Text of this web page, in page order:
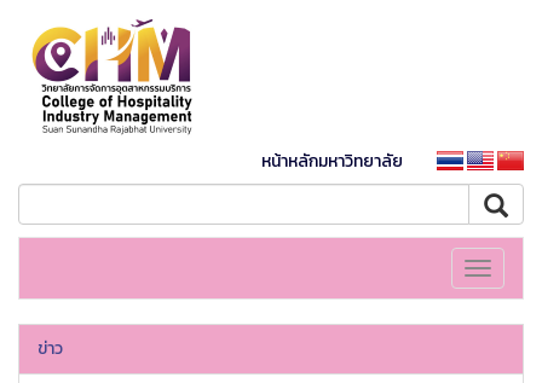
หน้าหลักมหาวิทยาลัย
Toggle
ข่าว